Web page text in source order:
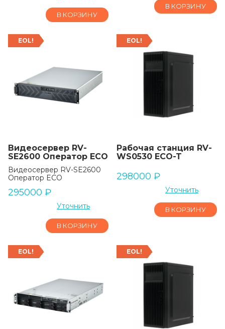
В КОРЗИНУ
В КОРЗИНУ
EOL!
Видеосервер RV-
SE2600 Оператор ECO
Видеосервер RV-SE2600
Оператор ECO
295000 ₽
Уточнить
В КОРЗИНУ
EOL!
Рабочая станция RV-
WS0530 ECO-T
298000 ₽
Уточнить
В КОРЗИНУ
EOL! EOL!